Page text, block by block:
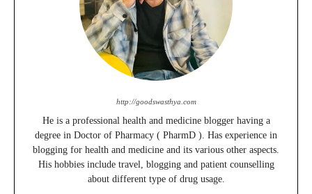
http://goodswasthya.com
He is a professional health and medicine blogger having a
degree in Doctor of Pharmacy ( PharmD ). Has experience in
blogging for health and medicine and its various other aspects.
His hobbies include travel, blogging and patient counselling
about different type of drug usage.